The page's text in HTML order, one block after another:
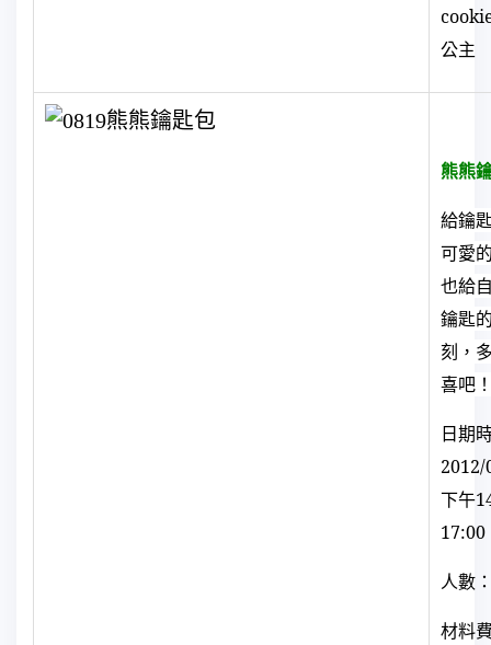
公主
熊熊
給鑰
可愛
也給
鑰匙
刻，
喜吧
日期
下午
17:00
人數
材料